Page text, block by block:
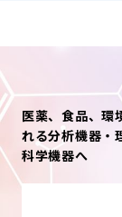
医薬、食品、環
れる分析機器・
科学機器へ